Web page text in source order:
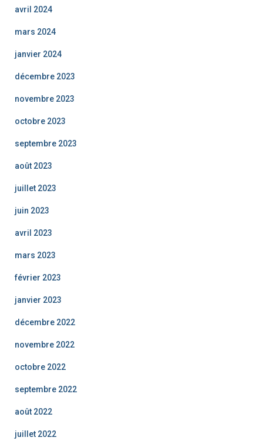
avril 2024
mars 2024
janvier 2024
décembre 2023
novembre 2023
octobre 2023
septembre 2023
août 2023
juillet 2023
juin 2023
avril 2023
mars 2023
février 2023
janvier 2023
décembre 2022
novembre 2022
octobre 2022
septembre 2022
août 2022
juillet 2022